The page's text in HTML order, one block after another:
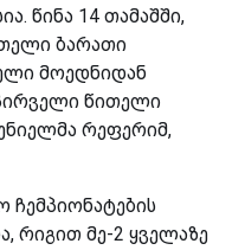
წინა 14 თამაშში,
ბარათი
მოედნიდან
წითელი
რეფერიმ,
რიგით მე-2 ყველაზე